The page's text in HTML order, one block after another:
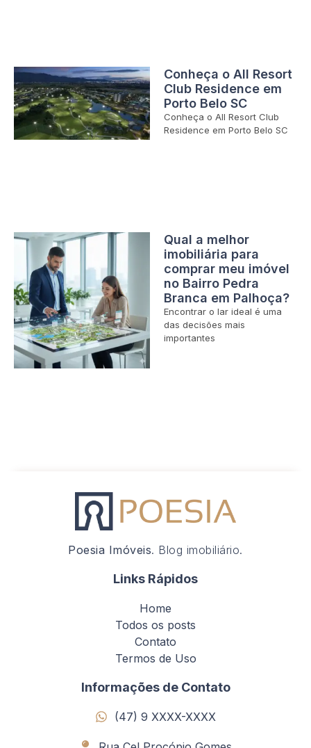
Conheça o All Resort
Club Residence em
Porto Belo SC
Conheça o All Resort Club
Residence em Porto Belo SC
Qual a melhor
imobiliária para
comprar meu imóvel
no Bairro Pedra
Branca em Palhoça?
Encontrar o lar ideal é uma
das decisões mais
importantes
Poesia Imóveis. Blog imobiliário.
Links Rápidos
Home
Todos os posts
Contato
Termos de Uso
Informações de Contato
(47) 9 XXXX-XXXX